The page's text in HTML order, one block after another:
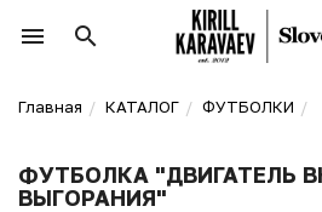
Главная КАТАЛОГ ФУТБОЛКИ
ФУТБОЛКА "ДВИГАТЕЛЬ
ВЫГОРАНИЯ"